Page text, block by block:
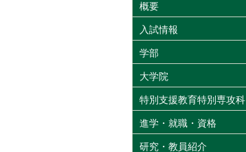
概要
入試情報
学部
大学院
特別支援教育特別専攻科
進学・就職・資格
研究・教員紹介